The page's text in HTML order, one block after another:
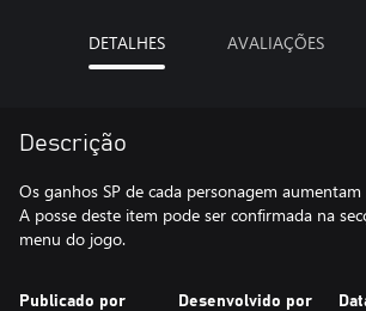
DETALHES AVALIAÇÕES
Descrição
Os ganhos SP de cada personagem aumentam
A posse deste item pode ser confirmada na
menu do jogo.
Publicado por Desenvolvido por